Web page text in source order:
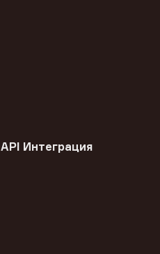
API Интеграция